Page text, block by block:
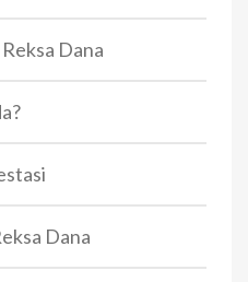
Dana
Dana